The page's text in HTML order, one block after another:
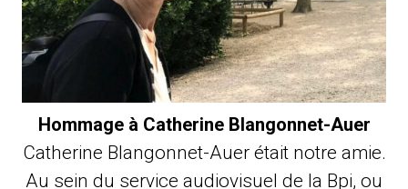
Hommage à Catherine Blangonnet-Auer
Catherine Blangonnet-Auer était notre amie.
Au sein du service audiovisuel de la Bpi, ou